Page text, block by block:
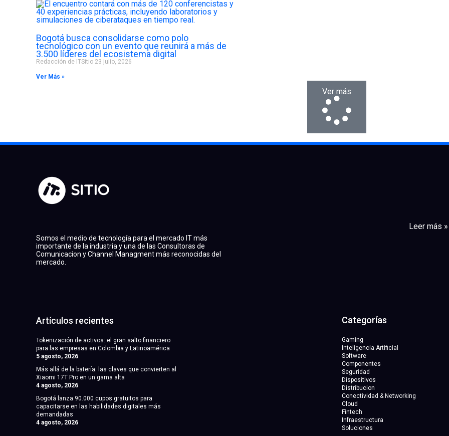
Bogotá busca consolidarse como polo
tecnológico con un evento que reunirá a más de
3.500 líderes del ecosistema digital
Redacción de ITSitio 23 julio, 2026
Ver Más »
Ver más
Somos el medio de tecnología para el mercado IT más
importante de la industria y una de las Consultoras de
Comunicacion y Channel Managment más reconocidas del
mercado.
Leer más »
Artículos recientes
Tokenización de activos: el gran salto financiero
para las empresas en Colombia y Latinoamérica
5 agosto, 2026
Más allá de la batería: las claves que convierten al
Xiaomi 17T Pro en un gama alta
4 agosto, 2026
Bogotá lanza 90.000 cupos gratuitos para
capacitarse en las habilidades digitales más
demandadas
4 agosto, 2026
Categorías
Gaming
Inteligencia Artificial
Software
Componentes
Seguridad
Dispositivos
Distribucion
Conectividad & Networking
Cloud
Fintech
Infraestructura
Soluciones